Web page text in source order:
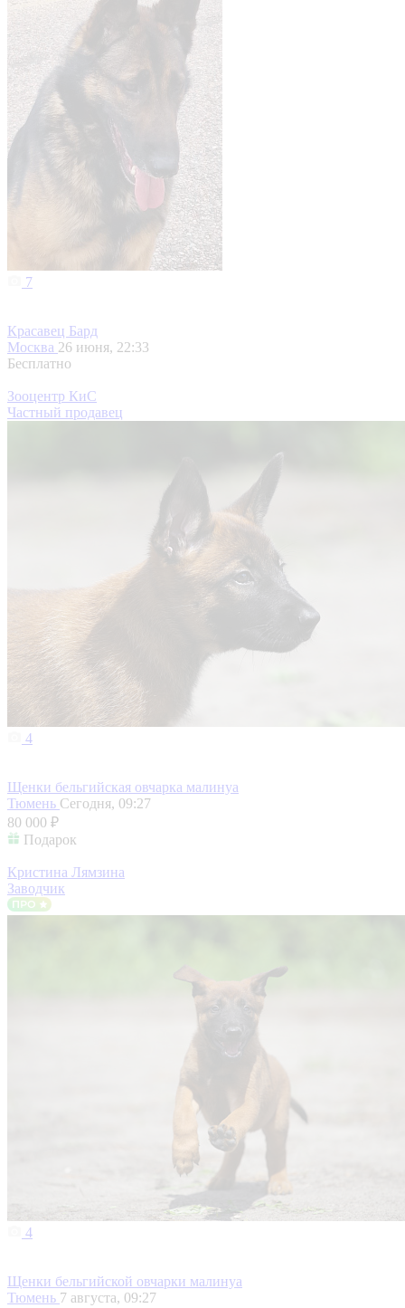
7
Красавец Бард
Москва 26 июня, 22:33
Бесплатно
Зооцентр КиС
Частный продавец
4
Щенки бельгийская овчарка малинуа
Тюмень Сегодня, 09:27
80 000 ₽
Подарок
Кристина Лямзина
Заводчик
4
Щенки бельгийской овчарки малинуа
Тюмень 7 августа, 09:27